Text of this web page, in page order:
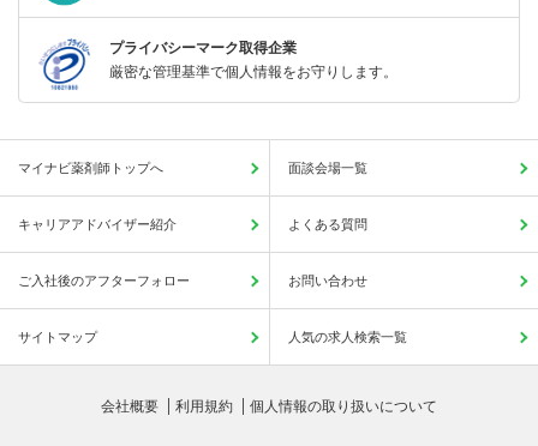
プライバシーマーク取得企業
厳密な管理基準で個人情報をお守りします。
マイナビ薬剤師トップへ 面談会場一覧
キャリアアドバイザー紹介 よくある質問
ご入社後のアフターフォロー お問い合わせ
サイトマップ 人気の求人検索一覧
会社概要 利用規約 個人情報の取り扱いについて